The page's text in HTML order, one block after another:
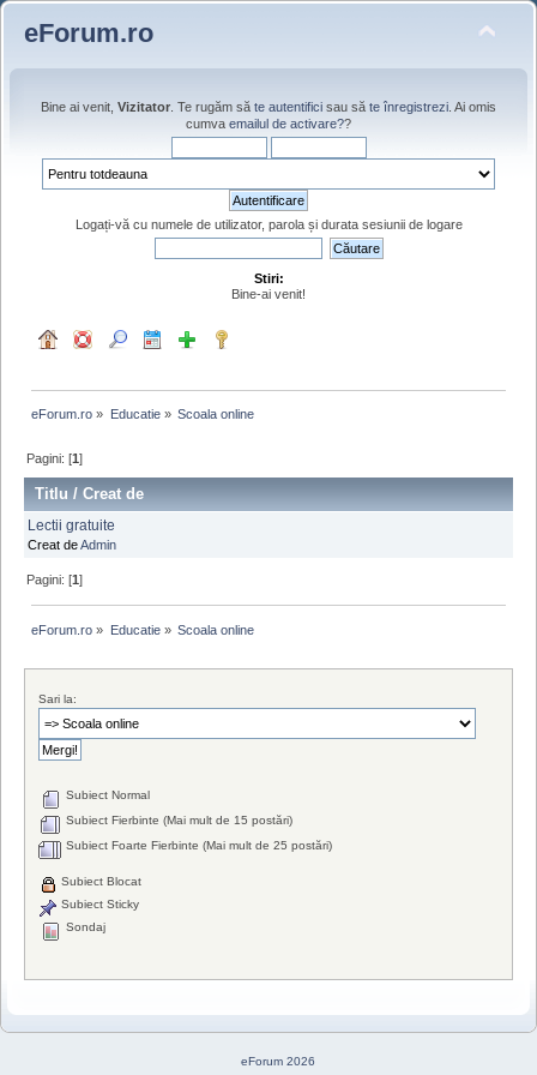
eForum.ro
Bine ai venit, Vizitator . Te rugăm să te autentifici sau să te înregistrezi . Ai omis
cumva emailul de activare??
Logați-vă cu numele de utilizator, parola și durata sesiunii de logare
Stiri:
Bine-ai venit!
eForum.ro » Educatie» Scoala online
Pagini: [1]
Titlu /Creat de
Lectii gratuite
Creat deAdmin
Pagini: [1]
eForum.ro » Educatie» Scoala online
Sari la:
Subiect Normal
Subiect Fierbinte (Mai mult de 15 postări)
Subiect Foarte Fierbinte (Mai mult de 25 postări)
Subiect Blocat
Subiect Sticky
Sondaj
eForum 2026